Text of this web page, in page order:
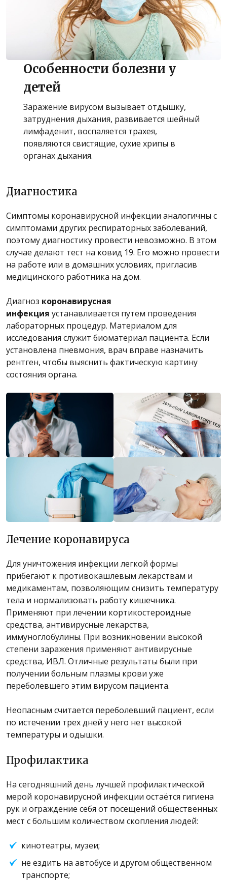
Особенности болезни у
детей
Заражение вирусом вызывает отдышку,
затруднения дыхания, развивается шейный
лимфаденит, воспаляется трахея,
появляются свистящие, сухие хрипы в
органах дыхания.
Диагностика
Симптомы коронавирусной инфекции аналогичны с
симптомами других респираторных заболеваний,
поэтому диагностику провести невозможно. В этом
случае делают тест на ковид 19. Его можно провести
на работе или в домашних условиях, пригласив
медицинского работника на дом.
Диагноз коронавирусная
инфекция устанавливается путем проведения
лабораторных процедур. Материалом для
исследования служит биоматериал пациента. Если
установлена пневмония, врач вправе назначить
рентген, чтобы выяснить фактическую картину
состояния органа.
Лечение коронавируса
Для уничтожения инфекции легкой формы
прибегают к противокашлевым лекарствам и
медикаментам, позволяющим снизить температуру
тела и нормализовать работу кишечника.
Применяют при лечении кортикостероидные
средства, антивирусные лекарства,
иммуноглобулины. При возникновении высокой
степени заражения применяют антивирусные
средства, ИВЛ. Отличные результаты были при
получении больным плазмы крови уже
переболевшего этим вирусом пациента.
Неопасным считается переболевший пациент, если
по истечении трех дней у него нет высокой
температуры и одышки.
Профилактика
На сегодняшний день лучшей профилактической
мерой коронавирусной инфекции остаётся гигиена
рук и ограждение себя от посещений общественных
мест с большим количеством скопления людей:
кинотеатры, музеи;
не ездить на автобусе и другом общественном
транспорте;